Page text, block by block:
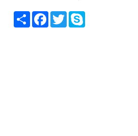
Share Facebook
Twitter